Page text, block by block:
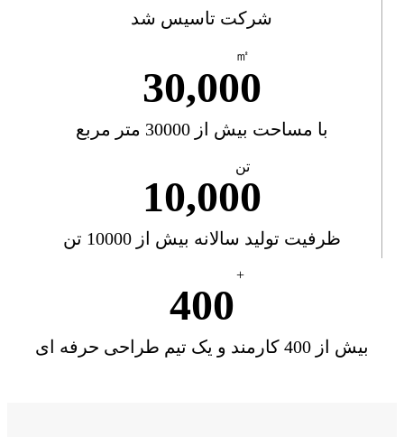
شرکت تاسیس شد
㎡
30,000
با مساحت بیش از 30000 متر مربع
تن
10,000
ظرفیت تولید سالانه بیش از 10000 تن
+
400
بیش از 400 کارمند و یک تیم طراحی حرفه ای